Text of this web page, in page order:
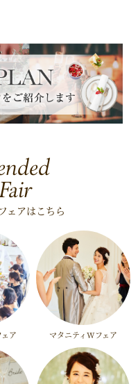
ェアはこちら
ア マタニティWフェア